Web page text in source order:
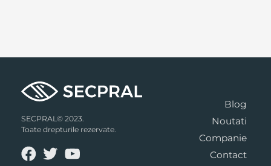
SECPRAL© 2023.
Toate drepturile rezervate.
Blog
Noutati
Companie
Contact